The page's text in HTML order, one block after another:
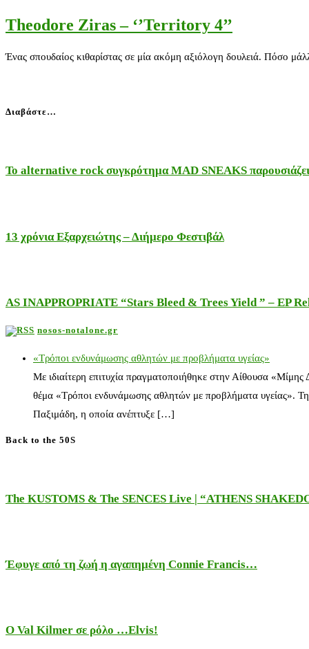
Theodore Ziras – ‘’Territory 4’’
Ένας σπουδαίος κιθαρίστας σε μία ακόμη αξιόλογη δουλειά. Πόσο
Διαβάστε…
Το alternative rock συγκρότημα MAD SNEAKS
13 χρόνια Εξαρχειώτης – Διήμερο Φεστιβάλ
AS INAPPROPRIATE “Stars Bleed & Trees Yield ” – EP
nosos-notalone.gr
«Τρόποι ενδυνάμωσης αθλητών με προβλήματα υγείας»
Με ιδιαίτερη επιτυχία πραγματοποιήθηκε στην Αίθουσα
θέμα «Τρόποι ενδυνάμωσης αθλητών με προβλήματα υγείας».
Παξιμάδη, η οποία ανέπτυξε […]
Back to the 50S
The KUSTOMS & The SENCES Live | “ATHENS
Έφυγε από τη ζωή η αγαπημένη Connie Francis…
Ο Val Kilmer σε ρόλο …Elvis!